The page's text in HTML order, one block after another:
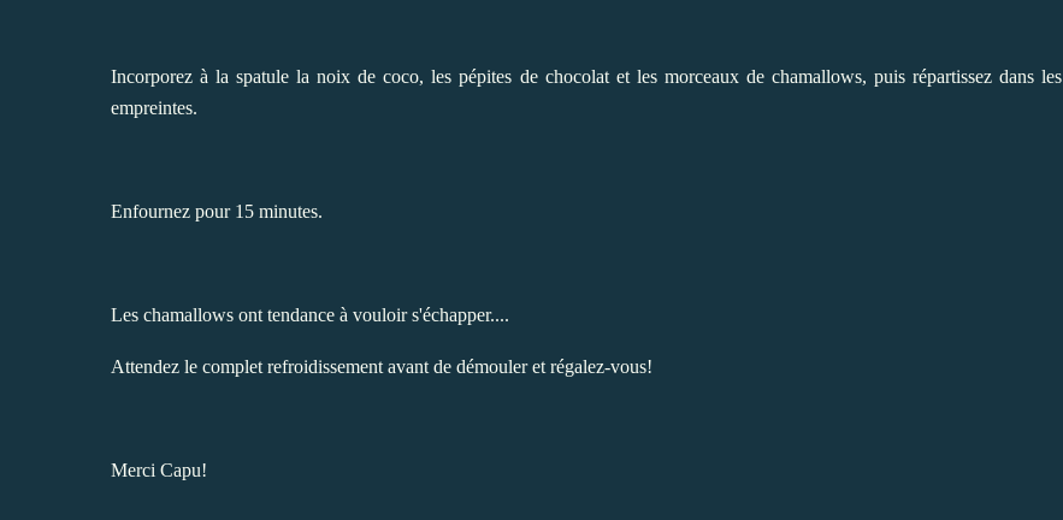
Incorporez à la spatule la noix de coco, les pépites de chocolat et les morceaux de chamallows, puis répartissez dans les
empreintes.
Enfournez pour 15 minutes.
Les chamallows ont tendance à vouloir s'échapper....
Attendez le complet refroidissement avant de démouler et régalez-vous!
Merci Capu!